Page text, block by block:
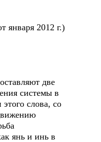
января 2012 г.)
две
системы в
слова, со
янь и инь в